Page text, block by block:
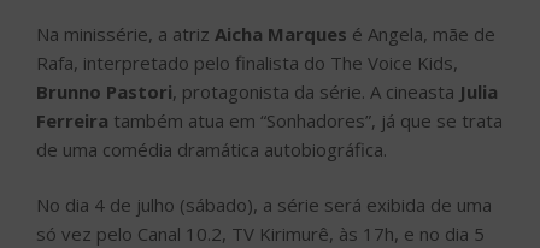
Na minissérie, a atriz Aicha Marques é Angela, mãe de
Rafa, interpretado pelo finalista do The Voice Kids,
Brunno Pastori, protagonista da série. A cineasta Julia
Ferreira também atua em “Sonhadores”, já que se trata
de uma comédia dramática autobiográfica.
No dia 4 de julho (sábado), a série será exibida de uma
só vez pelo Canal 10.2, TV Kirimurê, às 17h, e no dia 5